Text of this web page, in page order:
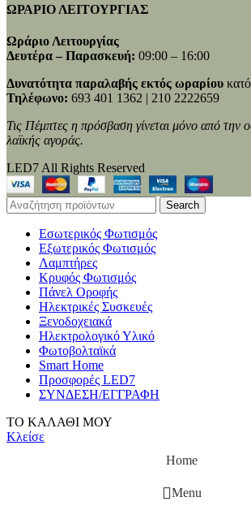
ΩΡΑΡΙΟ ΛΕΙΤΟΥΡΓΙΑΣ
Ωράριο Λειτουργίας
Δευτέρα – Παρασκευή: 09:00 – 16:00
Δυνατότητα παραλαβής εκτός ωραρίου
Τηλέφωνο: 693 401 1362 | 210 2222659
Τις Πέμπτες η πρόσβαση γίνεται μόνο από την
λαϊκής αγοράς.
LED7 All Rights Reserved
Search
Εσωτερικός Φωτισμός
Εξωτερικός Φωτισμός
Λαμπτήρες
Κρυφός Φωτισμός
Πάνελ Οροφής
Ηλεκτρικές Συσκευές
Ξενοδοχειακά
Ηλεκτρολογικό Υλικό
Φωτοβολταϊκά
Smart Home
Προσφορές LED7
ΣΥΝΔΕΣΗ/ΕΓΓΡΑΦΗ
ΤΟ ΚΑΛΑΘΙ ΜΟΥ
Κλείσε
Home
Menu